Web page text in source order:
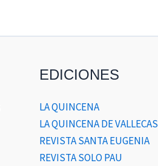
EDICIONES
LA QUINCENA
LA QUINCENA DE VALLECAS
REVISTA SANTA EUGENIA
REVISTA SOLO PAU